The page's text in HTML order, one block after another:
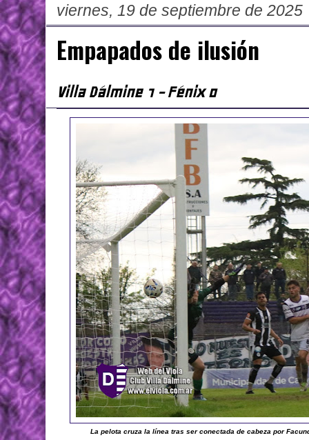
viernes, 19 de septiembre de 2025
Empapados de ilusión
Villa Dálmine 1 - Fénix 0
La pelota cruza la línea tras ser conectada de cabeza por